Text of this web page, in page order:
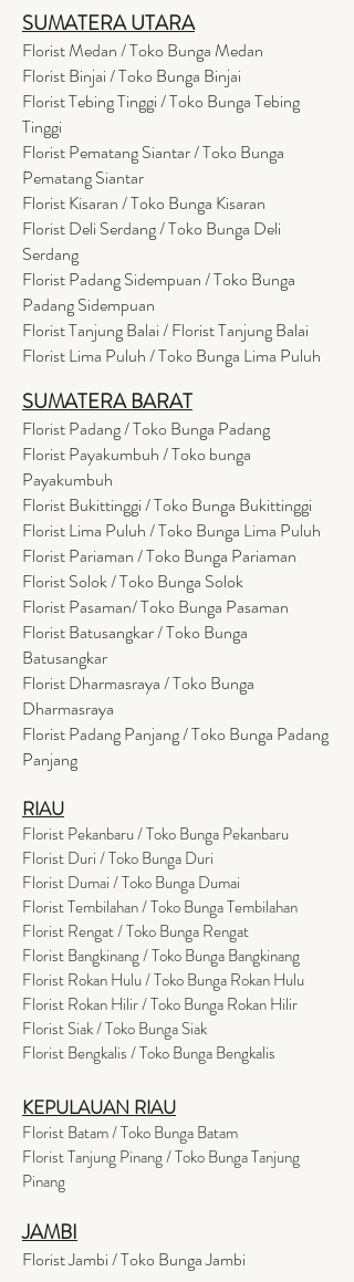
SUMATERA UTARA
Florist Medan / Toko Bunga Medan
Florist Binjai / Toko Bunga Binjai
Florist Tebing Tinggi / Toko Bunga Tebing
Tinggi
Florist Pematang Siantar / Toko Bunga
Pematang Siantar
Florist Kisaran / Toko Bunga Kisaran
Florist Deli Serdang / Toko Bunga Deli
Serdang
Florist Padang Sidempuan / Toko Bunga
Padang Sidempuan
Florist Tanjung Balai / Florist Tanjung Balai
Florist Lima Puluh / Toko Bunga Lima Puluh
SUMATERA BARAT
Florist Padang / Toko Bunga Padang
Florist Payakumbuh / Toko bunga
Payakumbuh
Florist Bukittinggi / Toko Bunga Bukittinggi
Florist Lima Puluh / Toko Bunga Lima Puluh
Florist Pariaman / Toko Bunga Pariaman
Florist Solok / Toko Bunga Solok
Florist Pasaman/ Toko Bunga Pasaman
Florist Batusangkar / Toko Bunga
Batusangkar
Florist Dharmasraya / Toko Bunga
Dharmasraya
Florist Padang Panjang / Toko Bunga Padang
Panjang
RIAU
Florist Pekanbaru / Toko Bunga Pekanbaru
Florist Duri / Toko Bunga Duri
Florist Dumai / Toko Bunga Dumai
Florist Tembilahan / Toko Bunga Tembilahan
Florist Rengat / Toko Bunga Rengat
Florist Bangkinang / Toko Bunga Bangkinang
Florist Rokan Hulu / Toko Bunga Rokan Hulu
Florist Rokan Hilir / Toko Bunga Rokan Hilir
Florist Siak / Toko Bunga Siak
Florist Bengkalis / Toko Bunga Bengkalis
KEPULAUAN RIAU
Florist Batam / Toko Bunga Batam
Florist Tanjung Pinang / Toko Bunga Tanjung
Pinang
JAMBI
Florist Jambi / Toko Bunga Jambi